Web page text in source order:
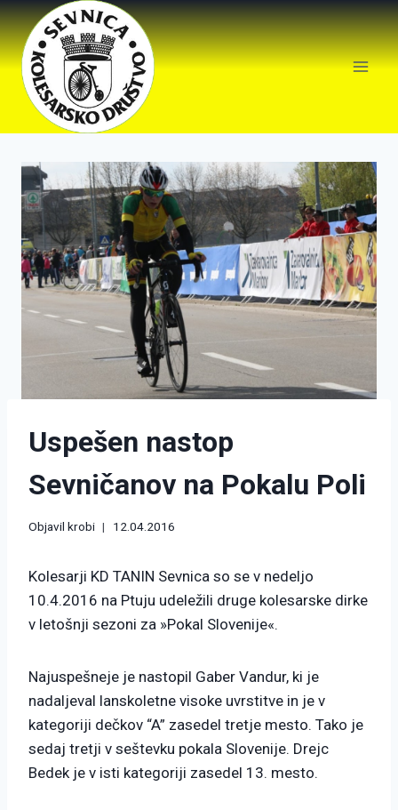
Uspešen nastop
Sevničanov na Pokalu Poli
Objavil krobi 12.04.2016
Kolesarji KD TANIN Sevnica so se v nedeljo
10.4.2016 na Ptuju udeležili druge kolesarske dirke
v letošnji sezoni za »Pokal Slovenije«.
Najuspešneje je nastopil Gaber Vandur, ki je
nadaljeval lanskoletne visoke uvrstitve in je v
kategoriji dečkov “A” zasedel tretje mesto. Tako je
sedaj tretji v seštevku pokala Slovenije. Drejc
Bedek je v isti kategoriji zasedel 13. mesto.